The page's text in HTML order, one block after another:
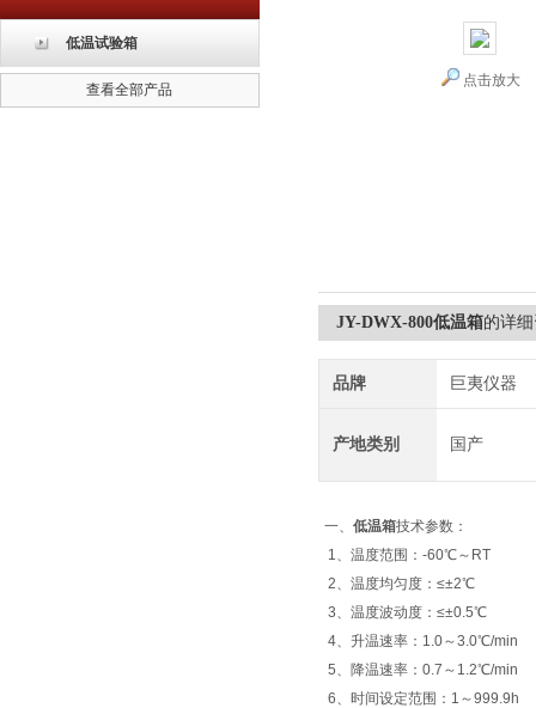
低温试验箱
查看全部产品
点击放大
JY-DWX-800低温箱的详
品牌 巨夷仪器
产地类别 国产
一、 低温箱技术参数：
1、温度范围：-60℃～RT
2、温度均匀度：≤±2℃
3、温度波动度：≤±0.5℃
4、升温速率：1.0～3.0℃/min
5、降温速率：0.7～1.2℃/min
6、时间设定范围：1～999.9h